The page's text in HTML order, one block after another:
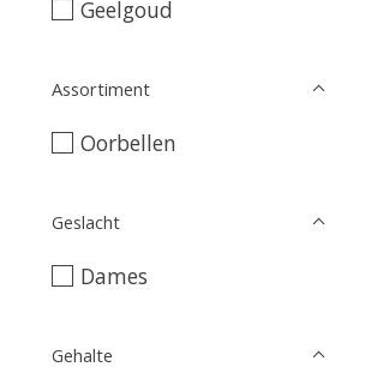
Geelgoud
Assortiment
Oorbellen
Geslacht
Dames
Gehalte